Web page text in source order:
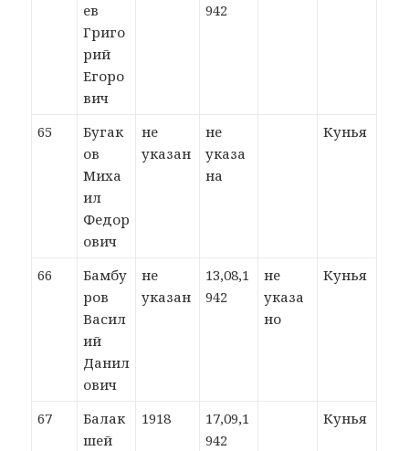
ев
Григо
рий
Егоро
вич
942
65
Бугак
ов
Миха
ил
Федор
ович
не
указан
не
указа
на
Кунья
66
Бамбу
ров
Васил
ий
Данил
ович
не
указан
13,08,1
942
не
указа
но
Кунья
67
Балак
шей
1918
17,09,1
942
Кунья